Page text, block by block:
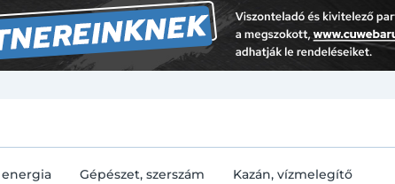
Gépészet, szerszám Kazán, vízmelegítő